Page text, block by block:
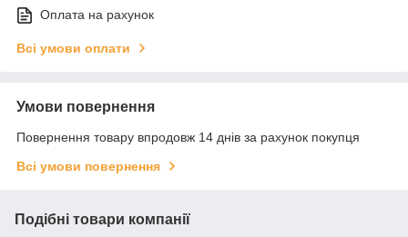
Оплата на рахунок
Всі умови оплати
Умови повернення
Повернення товару впродовж 14 днів за рахунок покупця
Всі умови повернення
Подібні товари компанії